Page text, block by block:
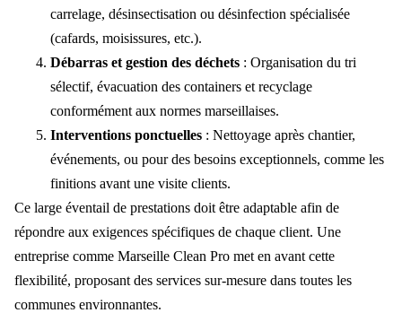
carrelage, désinsectisation ou désinfection spécialisée
(cafards, moisissures, etc.).
Débarras et gestion des déchets : Organisation du tri
sélectif, évacuation des containers et recyclage
conformément aux normes marseillaises.
Interventions ponctuelles : Nettoyage après chantier,
événements, ou pour des besoins exceptionnels, comme les
finitions avant une visite clients.
Ce large éventail de prestations doit être adaptable afin de
répondre aux exigences spécifiques de chaque client. Une
entreprise comme Marseille Clean Pro met en avant cette
flexibilité, proposant des services sur-mesure dans toutes les
communes environnantes.